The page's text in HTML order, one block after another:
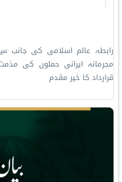
رابطہ عالم اسلامی کی جانب
مجرمانہ ایرانی حملوں کی
قرارداد کا خیر مقدم